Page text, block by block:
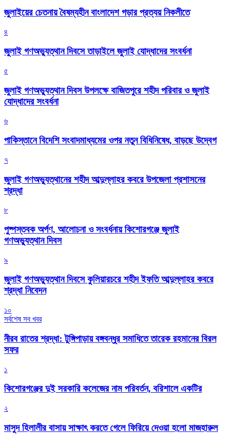
জুলাইয়ের চেতনায় বৈষম্যহীন বাংলাদেশ গড়ার প্রত্যয় নিকলীতে
৪
জুলাই গণঅভ্যুত্থান দিবসে তাড়াইলে জুলাই যোদ্ধাদের সংবর্ধনা
৫
জুলাই গণঅভ্যুত্থান দিবস উপলক্ষে বাজিতপুরে শহীদ পরিবার ও জুলাই
যোদ্ধাদের সংবর্ধনা
৬
পাকিস্তানে বিদেশি সংবাদমাধ্যমের ওপর নতুন বিধিনিষেধ, বাড়ছে উদ্বেগ
৭
জুলাই গণঅভ্যুত্থানের শহীদ আব্দুল্লাহর কবরে উপজেলা প্রশাসনের
শ্রদ্ধা
৮
পুষ্পস্তবক অর্পণ, আলোচনা ও সংবর্ধনায় কিশোরগঞ্জে জুলাই
গণঅভ্যুত্থান দিবস
৯
জুলাই গণঅভ্যুত্থান দিবসে কুলিয়ারচরে শহীদ ইফতি আব্দুল্লাহর কবরে
শ্রদ্ধা নিবেদন
১০
সর্বশেষ সব খবর
নীরব রাতের শ্রদ্ধা: টুঙ্গিপাড়ায় বঙ্গবন্ধুর সমাধিতে তারেক রহমানের বিরল
সফর
১
কিশোরগঞ্জের দুই সরকারি কলেজের নাম পরিবর্তন, বরিশালে একটির
২
মাসুদ হিলালীর বাসায় সাক্ষাৎ করতে গেলে ফিরিয়ে দেওয়া হলো মাজহারুল